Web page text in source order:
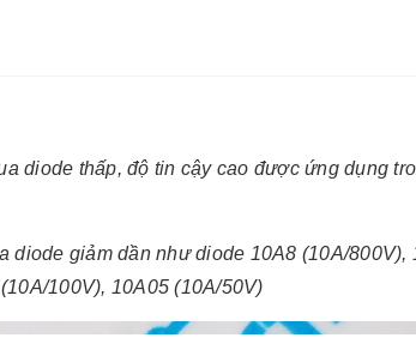
diode thấp, độ tin cậy cao được ứng dụng
giảm dần như diode 10A8 (10A/800V),
100V), 10A05 (10A/50V)